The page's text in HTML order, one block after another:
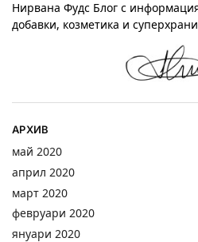
Нирвана Фудс Блог с
добавки, козметика и
АРХИВ
май 2020
април 2020
март 2020
февруари 2020
януари 2020